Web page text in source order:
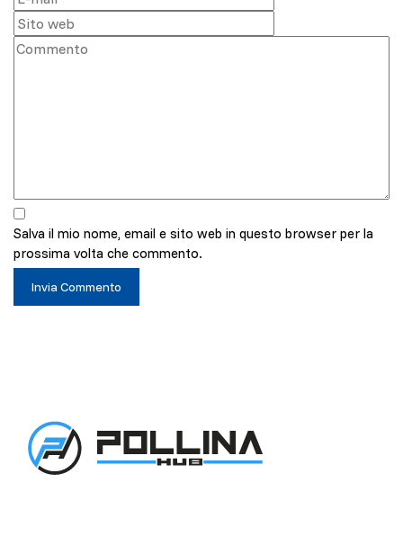
Salva il mio nome, email e sito web in questo browser per la
prossima volta che commento.